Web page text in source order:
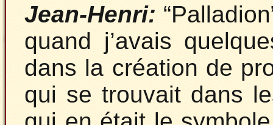
Jean-Henri:
quand j’avais
dans la création de
qui se trouvait dans